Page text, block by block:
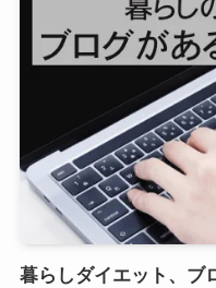
暮らしダイエット、ブ